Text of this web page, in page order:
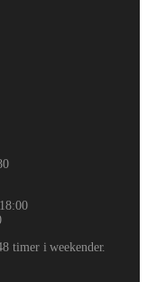
timer i weekender.